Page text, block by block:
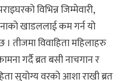
विभिन्न जिम्मेवारी,
खाडललाई कम गर्न यो
तीजमा विवाहिता महिलाहरु
गर्दै ब्रत बसी नाचगान र
सुयोग्य वरको आशा राखी ब्रत